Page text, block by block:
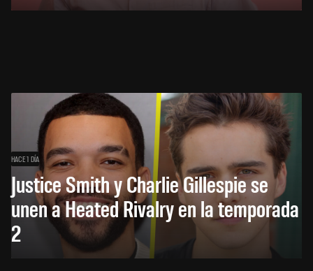
HACE 1 DÍA
Justice Smith y Charlie Gillespie se
unen a Heated Rivalry en la temporada
2